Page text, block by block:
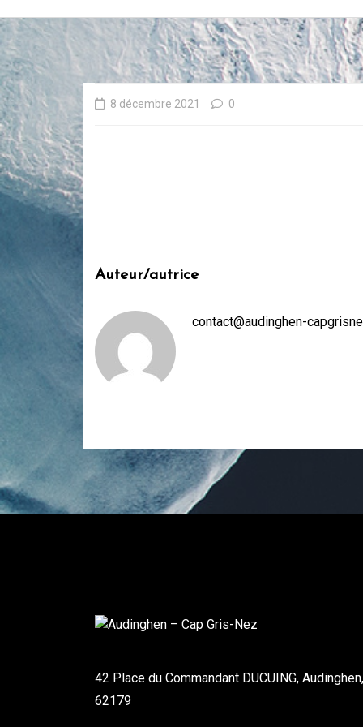
8 décembre 2021 0
Auteur/autrice
contact@audinghen-
42 Place du Commandant DUCUING, Audinghen,
62179